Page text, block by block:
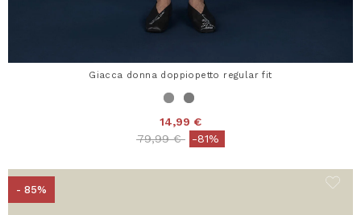
Giacca donna doppiopetto regular fit
14,99 €
Price reduced from
79,99 €to-81%
- 85%